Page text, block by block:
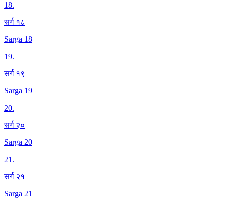
18.
सर्ग १८
Sarga 18
19.
सर्ग १९
Sarga 19
20.
सर्ग २०
Sarga 20
21.
सर्ग २१
Sarga 21